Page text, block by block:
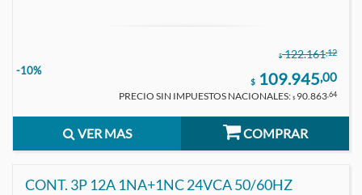
$ 122.161,12
-10%
$ 109.945,00
PRECIO SIN IMPUESTOS NACIONALES: $ 90.863,64
VER MAS COMPRAR
CONT. 3P 12A 1NA+1NC 24VCA 50/60HZ